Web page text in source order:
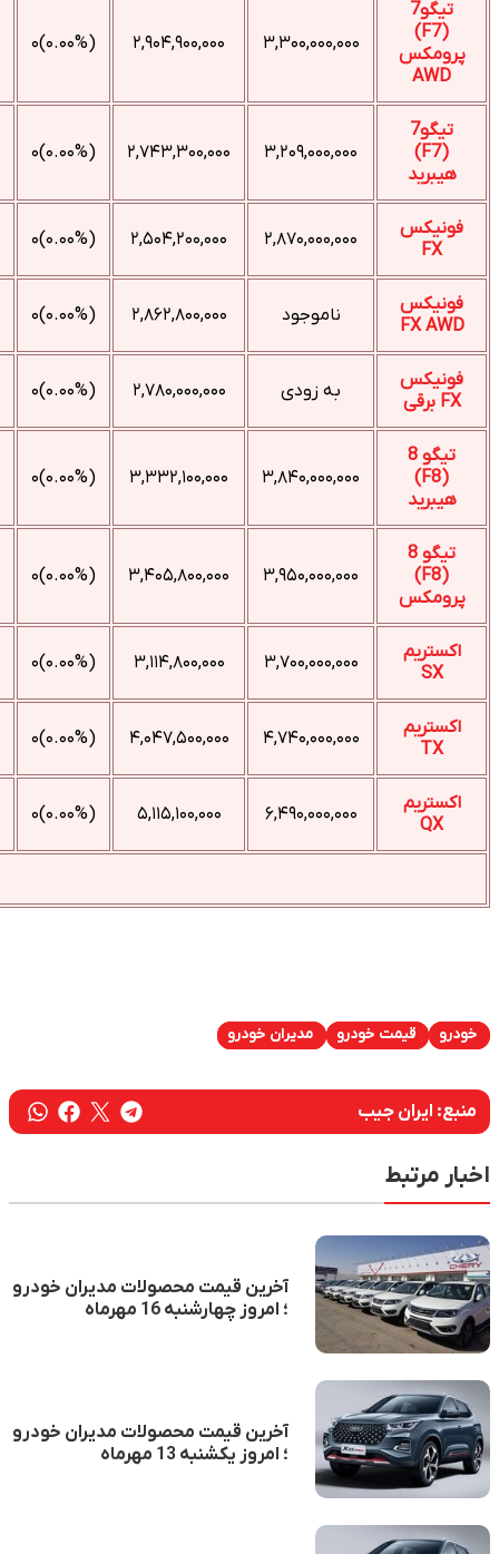
تیگو7
(F7)
پرومکس
AWD
۳,۳۰۰,۰۰۰,۰۰۰ ۲,۹۰۴,۹۰۰,۰۰۰
تیگو7
(F7)
هیبرید
۳,۲۰۹,۰۰۰,۰۰۰ ۲,۷۴۳,۳۰۰,۰۰۰
فونیکس
FX
۲,۸۷۰,۰۰۰,۰۰۰ ۲,۵۰۴,۲۰۰,۰۰۰
فونیکس
FX AWD
ناموجود ۲,۸۶۲,۸۰۰,۰۰۰
فونیکس
FX برقی
به زودی ۲,۷۸۰,۰۰۰,۰۰۰
تیگو 8
(F8)
هیبرید
۳,۸۴۰,۰۰۰,۰۰۰ ۳,۳۳۲,۱۰۰,۰۰۰
تیگو 8
(F8)
پرومکس
۳,۹۵۰,۰۰۰,۰۰۰ ۳,۴۰۵,۸۰۰,۰۰۰
اکستریم
SX
۳,۷۰۰,۰۰۰,۰۰۰ ۳,۱۱۴,۸۰۰,۰۰۰
اکستریم
TX
۴,۷۴۰,۰۰۰,۰۰۰ ۴,۰۴۷,۵۰۰,۰۰۰
اکستریم
QX
۶,۴۹۰,۰۰۰,۰۰۰ ۵,۱۱۵,۱۰۰,۰۰۰
خودرو قیمت خودرو مدیران خودرو
منبع:ایران جیب
مرتبط
آخرین قیمت محصولات مدیران خودرو
؛ امروز چهارشنبه 16 مهرماه
آخرین قیمت محصولات مدیران خودرو
؛ امروز یکشنبه 13 مهرماه